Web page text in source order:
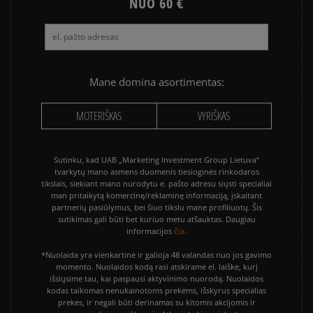
Mane domina asortimentas:
MOTERIŠKAS VYRIŠKAS
Sutinku, kad UAB „Marketing Investment Group Lietuva“
tvarkytų mano asmens duomenis tiesioginės rinkodaros
tikslais, siekiant mano nurodytu e. pašto adresu siųsti specialiai
man pritaikytą komercinę/reklaminę informaciją, įskaitant
partnerių pasiūlymus, bei šiuo tikslu mane profiliuotų. Šis
sutikimas gali būti bet kuriuo metu atšauktas. Daugiau
informacijos čia.
*Nuolaida yra vienkartinė ir galioja 48 valandas nuo jos gavimo
momento. Nuolaidos kodą rasi atskirame el. laiške, kurį
išsiųsime tau, kai paspausi aktyvinimo nuorodą. Nuolaidos
kodas taikomas nenukainotoms prekėms, išskyrus specialias
prekes, ir negali būti derinamas su kitomis akcijomis ir